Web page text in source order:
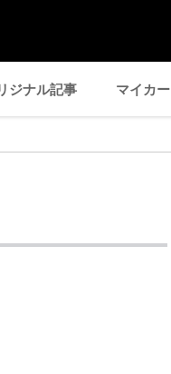
ジナル記事 マイカー